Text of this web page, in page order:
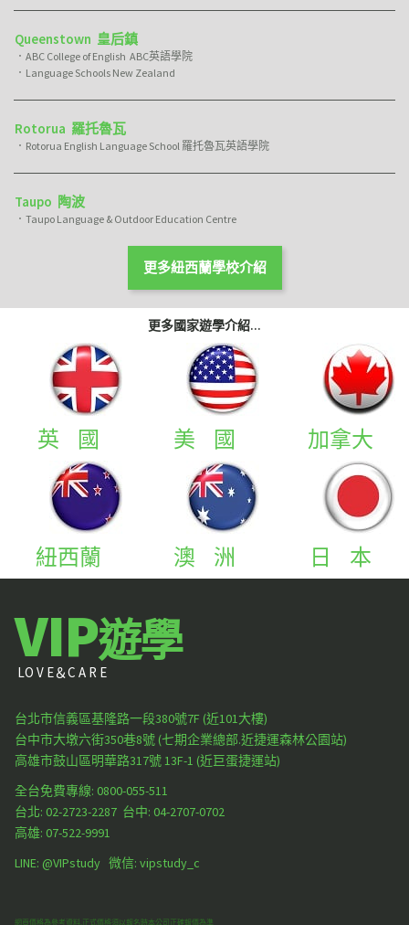
Queenstown 皇后鎮
．ABC College of English ABC英語學院
．Language Schools New Zealand
Rotorua 羅托魯瓦
．Rotorua English Language School 羅托魯瓦英語學院
Taupo 陶波
．Taupo Language & Outdoor Education Centre
更多紐西蘭學校介紹
更多國家遊學介紹...
英 國 美 國 加拿大
紐西蘭 澳 洲 日 本
VIP遊學
LO V E＆C A R E
台北市信義區基隆路一段380號7F (近101大樓)
台中市大墩六街350巷8號 (七期企業總部.近捷運森林公園站)
高雄市鼓山區明華路317號 13F-1 (近巨蛋捷運站)
全台免費專線: 0800-055-511
台北: 02-2723-2287 台中: 04-2707-0702
高雄: 07-522-9991
LINE: @VIPstudy 微信: vipstudy_c
網頁價格為參考資料.正式價格須以報名時本公司正確報價為準